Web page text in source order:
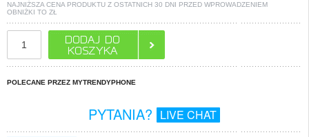
NAJNIŻSZA CENA PRODUKTU Z OSTATNICH 30 DNI PRZED WPROWADZENIEM
OBNIŻKI TO ZŁ
POLECANE PRZEZ MYTRENDYPHONE
PYTANIA? LIVE CHAT